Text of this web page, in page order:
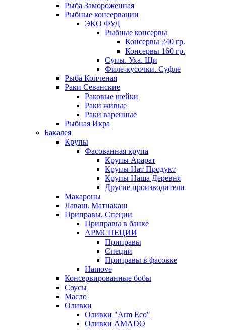
Рыба Замороженная
Рыбные консервации
ЭКО ФУД
Рыбные консервы
Консервы 240 гр.
Консервы 160 гр.
Супы. Уха. Щи
Филе-кусочки. Суфле
Рыба Копченая
Раки Севанские
Раковые шейки
Раки живые
Раки варенные
Рыбная Икра
Бакалея
Крупы
Фасованная крупа
Крупы Арарат
Крупы Нат Продукт
Крупы Наша Деревня
Другие производители
Макароны
Лаваш. Матнакаш
Приправы. Специи
Приправы в банке
АРМСПЕЦИИ
Приправы
Специи
Приправы в фасовке
Hamove
Консервированные бобы
Соусы
Масло
Оливки
Оливки "Arm Eco"
Оливки AMADO